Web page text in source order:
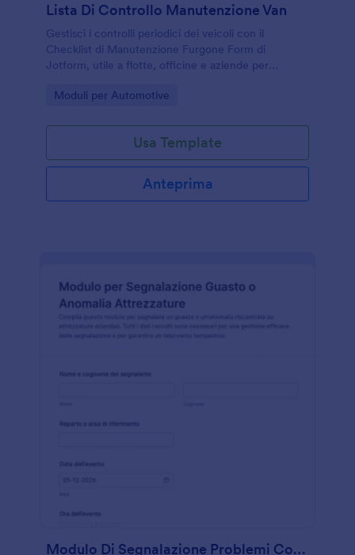
Lista Di Controllo Manutenzione Van
Gestisci i controlli periodici dei veicoli con il
Checklist di Manutenzione Furgone Form di
Jotform, utile a flotte, officine e aziende per
modo coerente.
Go to Category:
Moduli per Automotive
Usa Template
Anteprima
Modulo Di Segnalazione Problemi Con Attrezzature